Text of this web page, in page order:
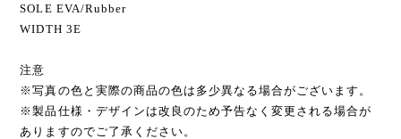
SOLE EVA/Rubber
WIDTH 3E
注意
※写真の色と実際の商品の色は多少異なる場合がございます。
※製品仕様・デザインは改良のため予告なく変更される場合が
ありますのでご了承ください。